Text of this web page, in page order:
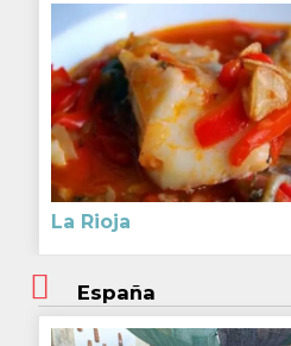
La Rioja
España